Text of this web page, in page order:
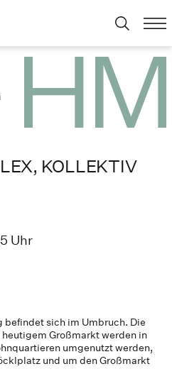
KOLLEKTIV
Uhr
sich im Umbruch. Die
Großmarkt werden in
umgenutzt werden,
und um den Großmarkt